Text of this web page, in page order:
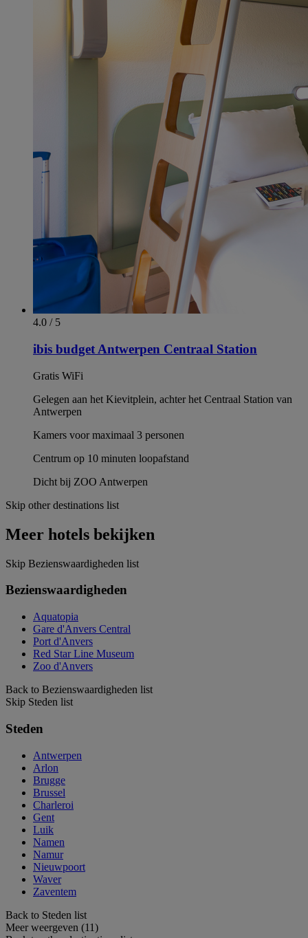
4.0 / 5
ibis budget Antwerpen Centraal Station
Gratis WiFi
Gelegen aan het Kievitplein, achter het Centraal Station van
Antwerpen
Kamers voor maximaal 3 personen
Centrum op 10 minuten loopafstand
Dicht bij ZOO Antwerpen
Skip other destinations list
Meer hotels bekijken
Skip Bezienswaardigheden list
Bezienswaardigheden
Aquatopia
Gare d'Anvers Central
Port d'Anvers
Red Star Line Museum
Zoo d'Anvers
Back to Bezienswaardigheden list
Skip Steden list
Steden
Antwerpen
Arlon
Brugge
Brussel
Charleroi
Gent
Luik
Namen
Namur
Nieuwpoort
Waver
Zaventem
Back to Steden list
Meer weergeven (11)